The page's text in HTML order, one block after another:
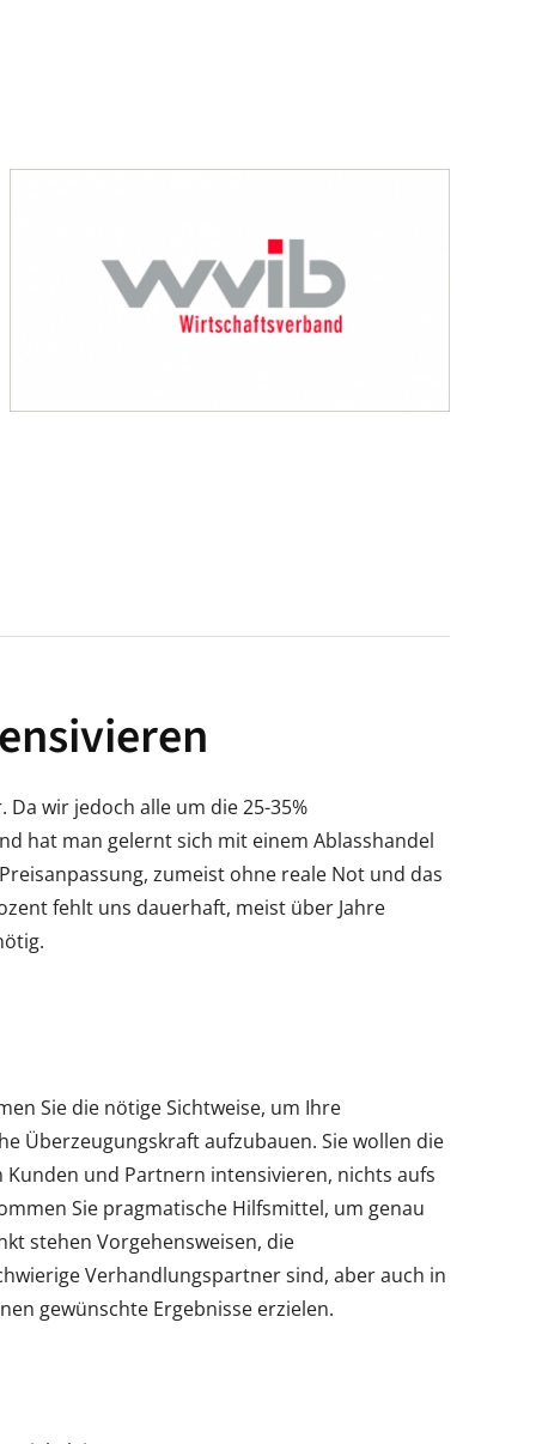
wir jedoch alle um die 25-35%
hat man gelernt sich mit einem Ablasshandel
zumeist ohne reale Not und das
fehlt uns dauerhaft, meist über Jahre
Sie die nötige Sichtweise, um Ihre
Überzeugungskraft aufzubauen. Sie wollen die
und Partnern intensivieren, nichts aufs
Sie pragmatische Hilfsmittel, um genau
stehen Vorgehensweisen, die
Verhandlungspartner sind, aber auch in
gewünschte Ergebnisse erzielen.